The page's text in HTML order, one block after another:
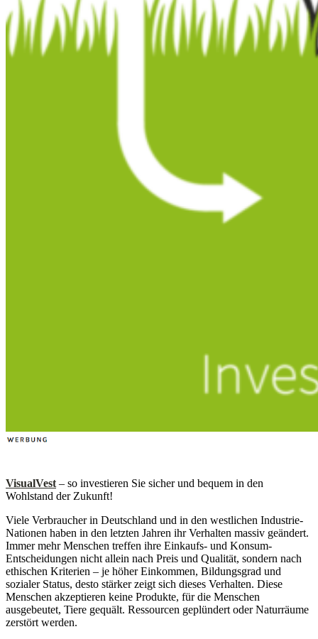
VisualVest – so investieren Sie sicher und bequem in den
Wohlstand der Zukunft!
Viele Verbraucher in Deutschland und in den westlichen Industrie-
Nationen haben in den letzten Jahren ihr Verhalten massiv geändert.
Immer mehr Menschen treffen ihre Einkaufs- und Konsum-
Entscheidungen nicht allein nach Preis und Qualität, sondern nach
ethischen Kriterien – je höher Einkommen, Bildungsgrad und
sozialer Status, desto stärker zeigt sich dieses Verhalten. Diese
Menschen akzeptieren keine Produkte, für die Menschen
ausgebeutet, Tiere gequält. Ressourcen geplündert oder Naturräume
zerstört werden.